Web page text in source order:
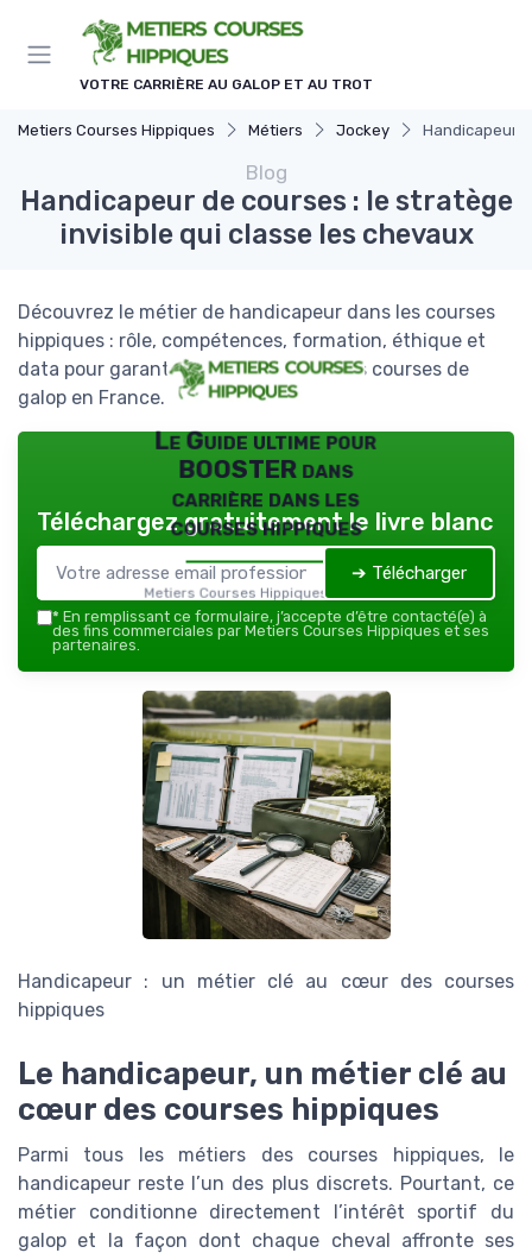
VOTRE CARRIÈRE AU GALOP ET AU TROT
Metiers Courses Hippiques Métiers Jockey Handicapeur
Blog
Handicapeur de courses : le stratège
invisible qui classe les chevaux
Découvrez le métier de handicapeur dans les courses
hippiques : rôle, compétences, formation, éthique et
data pour garantir l’équité sportive des courses de
galop en France.
Le Guide ultime pour
BOOSTER dans
carrière dans les
courses hippiques
Metiers Courses Hippiques — 2026
Téléchargez gratuitement le livre blanc
➔ Télécharger
* En remplissant ce formulaire, j’accepte d’être contacté(e) à
des fins commerciales par Metiers Courses Hippiques et ses
partenaires.
Handicapeur : un métier clé au cœur des courses
hippiques
Le handicapeur, un métier clé au
cœur des courses hippiques
Parmi tous les métiers des courses hippiques, le
handicapeur reste l’un des plus discrets. Pourtant, ce
métier conditionne directement l’intérêt sportif du
galop et la façon dont chaque cheval affronte ses
Panneau de gestion des cookies